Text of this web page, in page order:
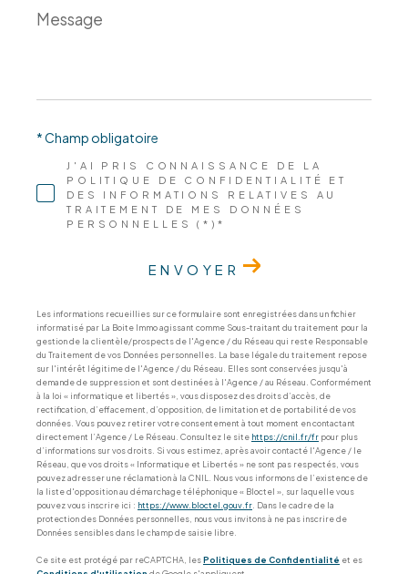
Message
*
J'AI PRIS CONNAISSANCE DE LA
POLITIQUE DE CONFIDENTIALITÉ ET
DES INFORMATIONS RELATIVES AU
TRAITEMENT DE MES DONNÉES
PERSONNELLES (*)*
* Champ obligatoire
ENVOYER
Les informations recueillies sur ce formulaire sont enregistrées dans un fichier
informatisé par La Boite Immo agissant comme Sous-traitant du traitement pour la
gestion de la clientèle/prospects de l'Agence / du Réseau qui reste Responsable
du Traitement de vos Données personnelles. La base légale du traitement repose
sur l'intérêt légitime de l'Agence / du Réseau. Elles sont conservées jusqu'à
demande de suppression et sont destinées à l'Agence / au Réseau. Conformément
à la loi « informatique et libertés », vous disposez des droits d’accès, de
rectification, d’effacement, d’opposition, de limitation et de portabilité de vos
données. Vous pouvez retirer votre consentement à tout moment en contactant
directement l’Agence / Le Réseau. Consultez le site https://cnil.fr/fr pour plus
d’informations sur vos droits. Si vous estimez, après avoir contacté l'Agence / le
Réseau, que vos droits « Informatique et Libertés » ne sont pas respectés, vous
pouvez adresser une réclamation à la CNIL. Nous vous informons de l’existence de
la liste d'opposition au démarchage téléphonique « Bloctel », sur laquelle vous
pouvez vous inscrire ici : https://www.bloctel.gouv.fr . Dans le cadre de la
protection des Données personnelles, nous vous invitons à ne pas inscrire de
Données sensibles dans le champ de saisie libre.
Ce site est protégé par reCAPTCHA, lesPolitiques de Confidentialité et es